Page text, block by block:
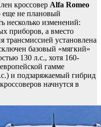
кроссовер Alfa Romeo
еще не плановый
несколько изменений:
приборов, а вместо
трансмиссией установлена
базовый «мягкий»
130 л.с., хотя 160-
гамме
и подзаряжаемый гибрид
начнутся в